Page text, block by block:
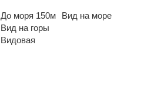
До моря 150м
Вид на море
Вид на горы
Видовая